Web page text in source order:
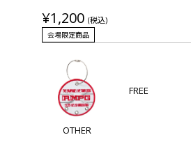
¥1,200 (税込)
会場限定商品
OTHER
FREE